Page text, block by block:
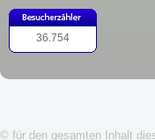
36.754
© für den gesamten Inhalt